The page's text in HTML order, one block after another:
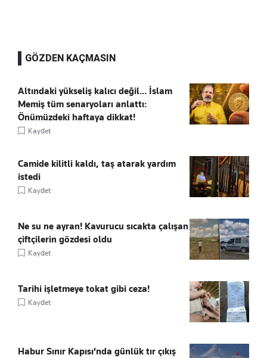
GÖZDEN KAÇMASIN
Altındaki yükseliş kalıcı değil... İslam
Memiş tüm senaryoları anlattı:
Önümüzdeki haftaya dikkat!
Kaydet
Camide kilitli kaldı, taş atarak yardım
istedi
Kaydet
Ne su ne ayran! Kavurucu sıcakta çalışan
çiftçilerin gözdesi oldu
Kaydet
Tarihi işletmeye tokat gibi ceza!
Kaydet
Habur Sınır Kapısı'nda günlük tır çıkış